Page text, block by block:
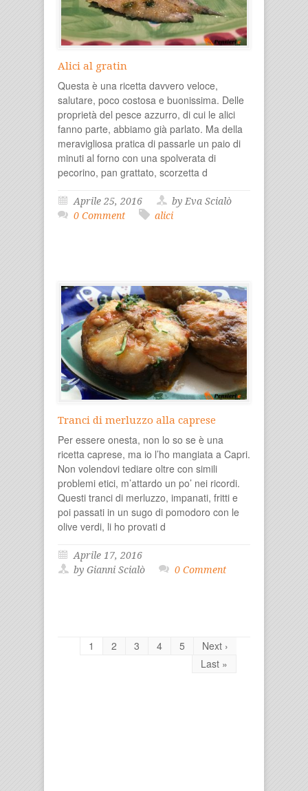
Alici al gratin
Questa è una ricetta davvero veloce,
salutare, poco costosa e buonissima. Delle
proprietà del pesce azzurro, di cui le alici
fanno parte, abbiamo già parlato. Ma della
meravigliosa pratica di passarle un paio di
minuti al forno con una spolverata di
pecorino, pan grattato, scorzetta d
Aprile 25, 2016
by Eva Scialò
0 Comment
alici
Tranci di merluzzo alla caprese
Per essere onesta, non lo so se è una
ricetta caprese, ma io l’ho mangiata a Capri.
Non volendovi tediare oltre con simili
problemi etici, m’attardo un po’ nei ricordi.
Questi tranci di merluzzo, impanati, fritti e
poi passati in un sugo di pomodoro con le
olive verdi, li ho provati d
Aprile 17, 2016
by Gianni Scialò
0 Comment
1 2 3 4 5
Next ›
Last »